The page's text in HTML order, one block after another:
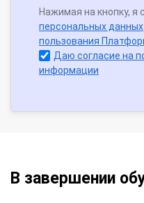
Нажимая на кнопку, я
персональных данных
пользования
Даю согласие на
информации
В завершении